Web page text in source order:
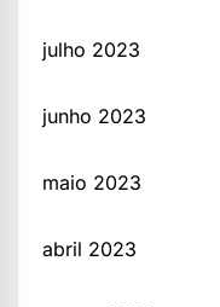
julho 2023
junho 2023
maio 2023
abril 2023